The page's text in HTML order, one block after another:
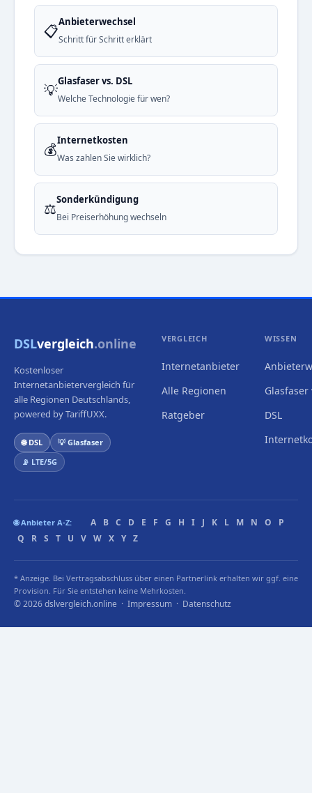
📋Anbieterwechsel
Schritt für Schritt erklärt
💡Glasfaser vs. DSL
Welche Technologie für wen?
💰Internetkosten
Was zahlen Sie wirklich?
⚖️Sonderkündigung
Bei Preiserhöhung wechseln
DSLvergleich.online
Kostenloser
Internetanbietervergleich für
alle Regionen Deutschlands,
powered by TariffUXX.
🌐 DSL
💡 Glasfaser
📡 LTE/5G
VERGLEICH
Internetanbieter
Alle Regionen
Ratgeber
WISSEN
Glasfaser
DSL
🌐 Anbieter A-Z: A B C D E F G H I J K L M N O
P
Q
R S T U V W X Y Z
* Anzeige. Bei Vertragsabschluss über einen Partnerlink erhalten wir ggf. eine
Provision. Für Sie entstehen keine Mehrkosten.
© 2026 dslvergleich.online · Impressum · Datenschutz